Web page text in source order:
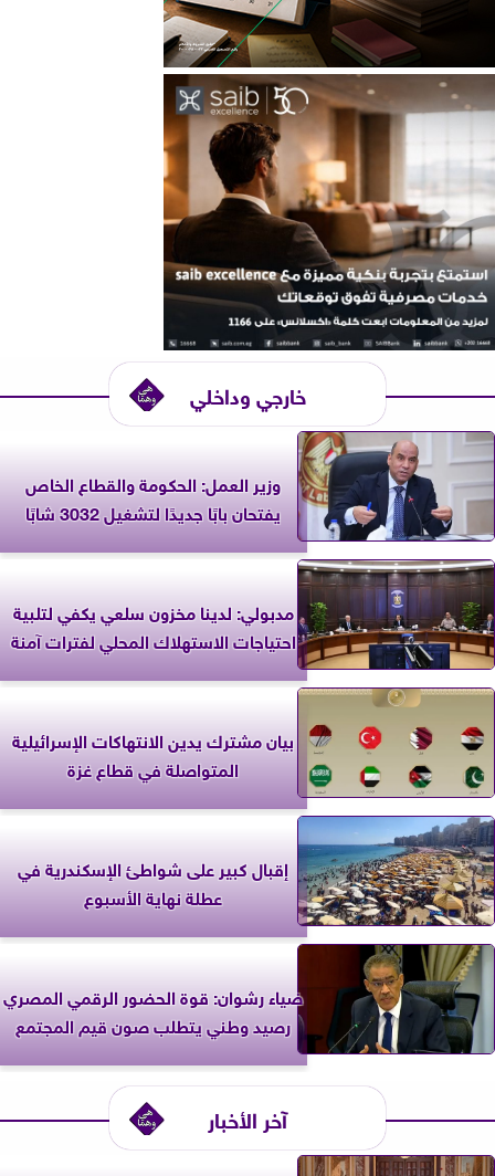
خارجي وداخلي
وزير العمل: الحكومة والقطاع الخاص
يفتحان بابًا جديدًا لتشغيل 3032 شابًا
مدبولي: لدينا مخزون سلعي يكفي لتلبية
احتياجات الاستهلاك المحلي لفترات آمنة
بيان مشترك يدين الانتهاكات الإسرائيلية
المتواصلة في قطاع غزة
إقبال كبير على شواطئ الإسكندرية في
عطلة نهاية الأسبوع
ضياء رشوان: قوة الحضور الرقمي المصري
رصيد وطني يتطلب صون قيم المجتمع
آخر الأخبار